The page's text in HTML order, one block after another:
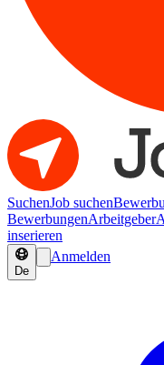
SuchenJob suchen
BewerbungenArbeitgeber
inserieren
De
Anmelden